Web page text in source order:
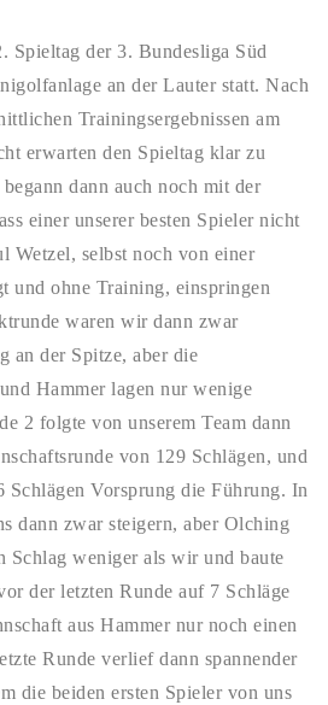
Spieltag der 3. Bundesliga Süd
an der Lauter statt. Nach
Trainingsergebnissen am
erwarten den Spieltag klar zu
dann auch noch mit der
einer unserer besten Spieler nicht
Wetzel, selbst noch von einer
und ohne Training, einspringen
waren wir dann zwar
an der Spitze, aber die
Hammer lagen nur wenige
2 folgte von unserem Team dann
von 129 Schlägen, und
Schlägen Vorsprung die Führung. In
dann zwar steigern, aber Olching
Schlag weniger als wir und baute
der letzten Runde auf 7 Schläge
aus Hammer nur noch einen
Runde verlief dann spannender
die beiden ersten Spieler von uns